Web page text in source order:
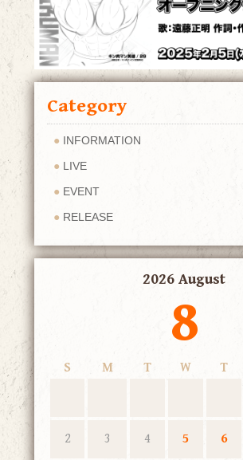
Category
INFORMATION
LIVE
EVENT
RELEASE
2026 August
8
S M T W T
2 3 4 5 6